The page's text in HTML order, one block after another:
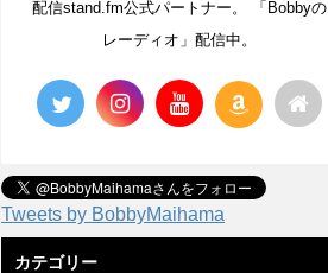
配信stand.fm公式パートナー。 「Bobbyの
レーディオ」配信中。
Tweets by BobbyMaihama
カテゴリー